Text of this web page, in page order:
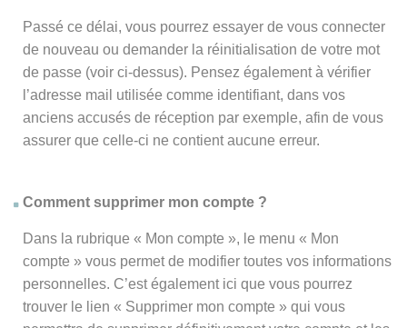
Passé ce délai, vous pourrez essayer de vous connecter
de nouveau ou demander la réinitialisation de votre mot
de passe (voir ci-dessus). Pensez également à vérifier
l’adresse mail utilisée comme identifiant, dans vos
anciens accusés de réception par exemple, afin de vous
assurer que celle-ci ne contient aucune erreur.
Comment supprimer mon compte ?
Dans la rubrique « Mon compte », le menu « Mon
compte » vous permet de modifier toutes vos informations
personnelles. C’est également ici que vous pourrez
trouver le lien « Supprimer mon compte » qui vous